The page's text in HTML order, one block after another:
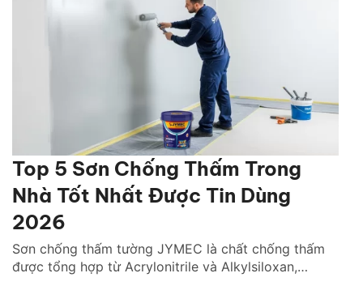
Top 5 Sơn Chống Thấm Trong
Nhà Tốt Nhất Được Tin Dùng
2026
Sơn chống thấm tường JYMEC là chất chống thấm
được tổng hợp từ Acrylonitrile và Alkylsiloxan,